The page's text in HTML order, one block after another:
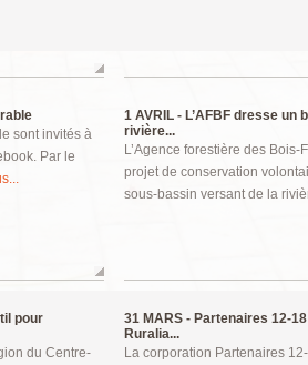
sont invités à
Par le
1 AVRIL - L’AFBF dresse un
rivière...
L’Agence forestière des
projet de conservation
sous-bassin versant de la
pour
du Centre-
31 MARS - Partenaires 12-
Ruralia...
La corporation Partenaires